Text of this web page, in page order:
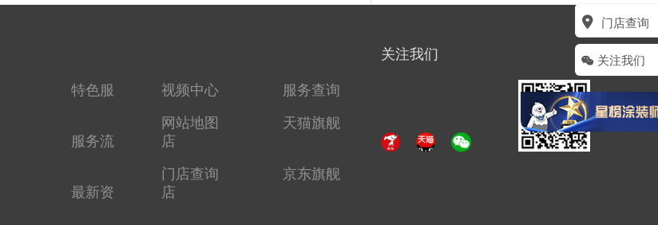
门店查询
关注我们
特色服
服务流
最新资
视频中心
服务查询
网站地图
天猫旗舰
店
门店查询
京东旗舰
店
关注我们